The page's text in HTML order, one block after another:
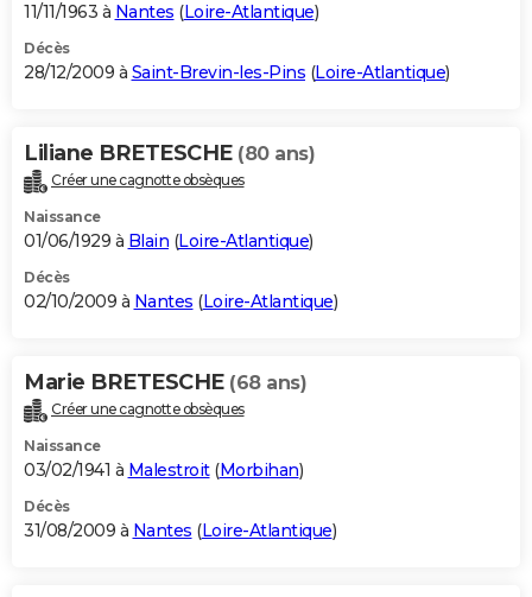
11/11/1963 à Nantes (Loire-Atlantique)
Décès
28/12/2009 à Saint-Brevin-les-Pins (Loire-Atlantique)
Liliane BRETESCHE (80 ans)
Créer une cagnotte obsèques
Naissance
01/06/1929 à Blain (Loire-Atlantique)
Décès
02/10/2009 à Nantes (Loire-Atlantique)
Marie BRETESCHE (68 ans)
Créer une cagnotte obsèques
Naissance
03/02/1941 à Malestroit(Morbihan)
Décès
31/08/2009 à Nantes (Loire-Atlantique)